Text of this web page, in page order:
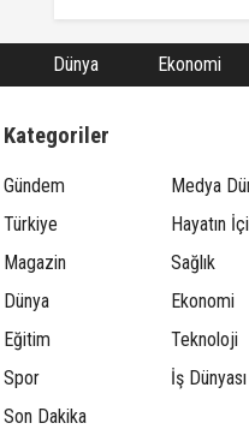
Dünya Ekonomi
Kategoriler
Gündem
Medya
Türkiye
Hayatın
Magazin
Sağlık
Dünya
Ekonomi
Eğitim
Teknoloji
Spor
İş Dünyası
Son Dakika